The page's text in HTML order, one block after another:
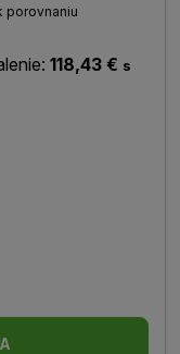
porovnaniu
118,43 € s